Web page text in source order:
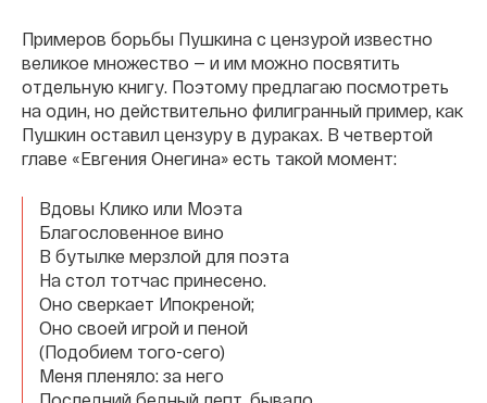
Примеров борьбы Пушкина с цензурой известно
великое множество — и им можно посвятить
отдельную книгу. Поэтому предлагаю посмотреть
на один, но действительно филигранный пример, как
Пушкин оставил цензуру в дураках. В четвертой
главе «Евгения Онегина» есть такой момент:
Вдовы Клико или Моэта
Благословенное вино
В бутылке мерзлой для поэта
На стол тотчас принесено.
Оно сверкает Ипокреной;
Оно своей игрой и пеной
(Подобием того-сего)
Меня пленяло: за него